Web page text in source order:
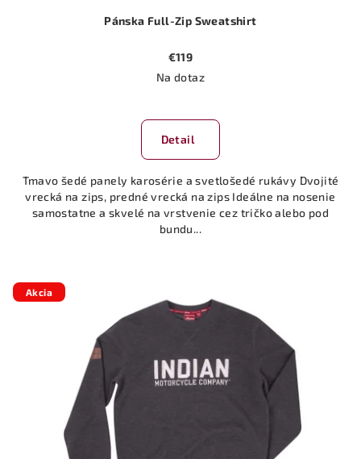
Pánska Full-Zip Sweatshirt
€119
Na dotaz
Detail
Tmavo šedé panely karosérie a svetlošedé rukávy Dvojité
vrecká na zips, predné vrecká na zips Ideálne na nosenie
samostatne a skvelé na vrstvenie cez tričko alebo pod
bundu...
Akcia